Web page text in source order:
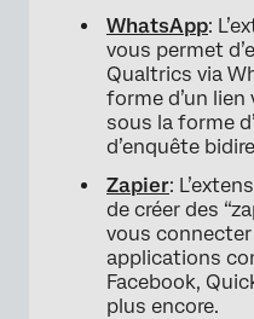
WhatsApp:
vous permet
Qualtrics via
forme d’un lien
sous la forme
d’enquête
Zapier:
de créer des
vous connecter
applications
Facebook,
plus encore.